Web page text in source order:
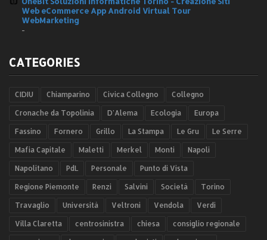
Web eCommerce App Android Virtual Tour
WebMarketing
-
CATEGORIES
CIDIU Chiamparino Civica Collegno Collegno
Cronache da Topolinia D'Alema Ecologia Europa
Fassino Fornero Grillo La Stampa Le Gru Le Serre
Mafia Capitale Maletti Merkel Monti Napoli
Napolitano PdL Personale Punto di Vista
Regione Piemonte Renzi Salvini Società Torino
Travaglio Università Veltroni Vendola Verdi
Villa Claretta centrosinistra chiesa consiglio regionale